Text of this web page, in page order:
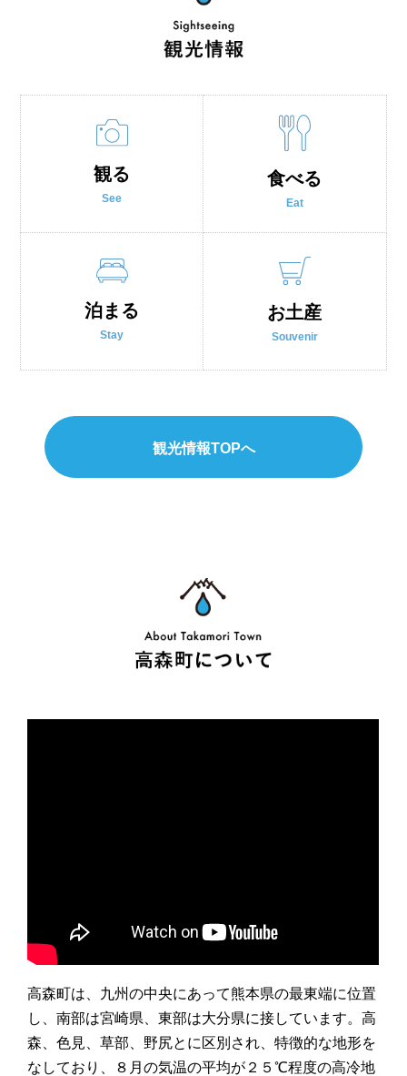
観る
See
食べる
Eat
泊まる
Stay
お土産
Souvenir
観光情報TOPへ
高森町は、九州の中央にあって熊本県の最東端に位置
し、南部は宮崎県、東部は大分県に接しています。高
森、色見、草部、野尻とに区別され、特徴的な地形を
なしており、８月の気温の平均が２５℃程度の高冷地